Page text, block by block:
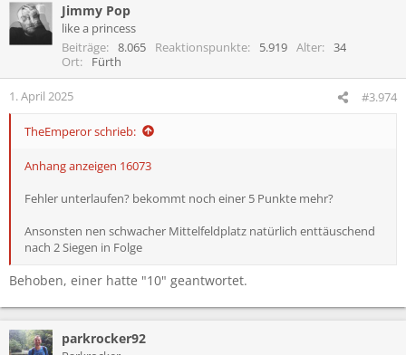
k
t
i
n
Jimmy Pop
like a princess
Beiträge
8.065 Reaktionspunkte 5.919 Alter
34
Ort
Fürth
1. April 2025 #3.974
TheEmperor schrieb:
Anhang anzeigen 16073
Fehler unterlaufen? bekommt noch einer 5 Punkte mehr?
Ansonsten nen schwacher Mittelfeldplatz natürlich enttäuschend
nach 2 Siegen in Folge
Behoben, einer hatte "10" geantwortet.
parkrocker92